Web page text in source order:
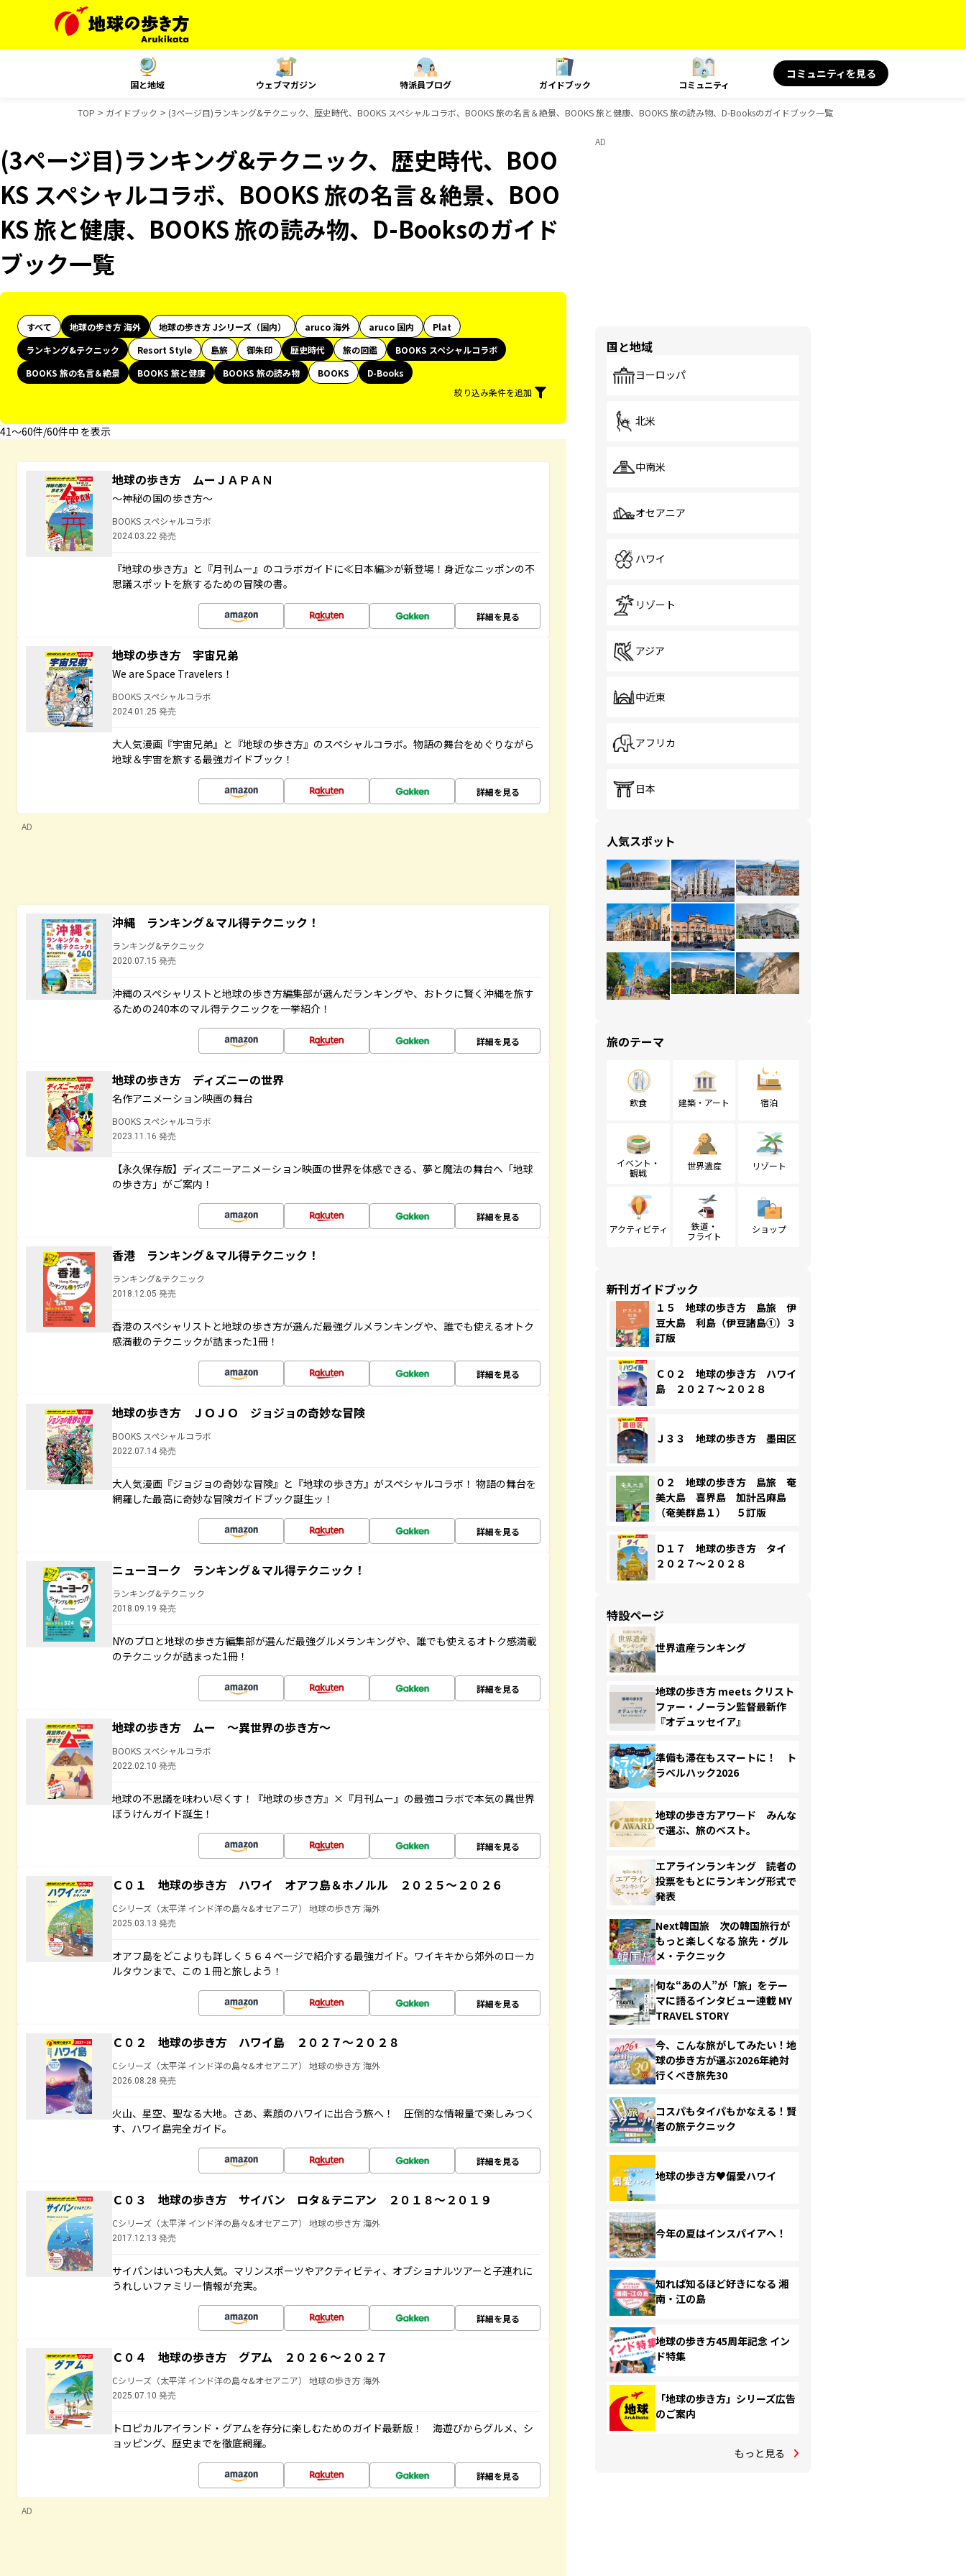
国と地域 ウェブマガジン 特派員ブログ ガイドブック コミュニティ
コミュニティを見る
TOP ガイドブック (3ページ目)ランキング&テクニック、歴史時代、BOOKS スペシャルコラボ、BOOKS 旅の名言＆絶景、BOOKS 旅と健康、BOOKS 旅の読み物、D-Booksのガイドブック一覧
(3ページ目)ランキング&テクニック、歴史時代、BOO
KS スペシャルコラボ、BOOKS 旅の名言＆絶景、BOO
KS 旅と健康、BOOKS 旅の読み物、D-Booksのガイド
ブック一覧
すべて 地球の歩き方 海外 地球の歩き方 Jシリーズ（国内） aruco 海外 aruco 国内
Plat
ランキング&テクニック
Resort Style 島旅 御朱印 歴史時代 旅の図鑑
BOOKS スペシャルコラボ
BOOKS 旅の名言＆絶景
BOOKS 旅と健康 BOOKS 旅の読み物 BOOKS
D-Books
絞り込み条件を追加
41〜60件/60件中 を表示
地球の歩き方 ムーＪＡＰＡＮ
～神秘の国の歩き方～
BOOKS スペシャルコラボ
2024.03.22 発売
『地球の歩き方』と『月刊ムー』のコラボガイドに≪日本編≫が新登場！身近なニッポンの不
思議スポットを旅するための冒険の書。
詳細を見る
地球の歩き方 宇宙兄弟
We are Space Travelers！
BOOKS スペシャルコラボ
2024.01.25 発売
大人気漫画『宇宙兄弟』と『地球の歩き方』のスペシャルコラボ。物語の舞台をめぐりながら
地球＆宇宙を旅する最強ガイドブック！
詳細を見る
AD
沖縄 ランキング＆マル得テクニック！
ランキング&テクニック
2020.07.15 発売
沖縄のスペシャリストと地球の歩き方編集部が選んだランキングや、おトクに賢く沖縄を旅す
るための240本のマル得テクニックを一挙紹介！
詳細を見る
地球の歩き方 ディズニーの世界
名作アニメーション映画の舞台
BOOKS スペシャルコラボ
2023.11.16 発売
【永久保存版】ディズニーアニメーション映画の世界を体感できる、夢と魔法の舞台へ「地球
の歩き方」がご案内！
詳細を見る
香港 ランキング＆マル得テクニック！
ランキング&テクニック
2018.12.05 発売
香港のスペシャリストと地球の歩き方が選んだ最強グルメランキングや、誰でも使えるオトク
感満載のテクニックが詰まった1冊！
詳細を見る
地球の歩き方 ＪＯＪＯ ジョジョの奇妙な冒険
BOOKS スペシャルコラボ
2022.07.14 発売
大人気漫画『ジョジョの奇妙な冒険』と『地球の歩き方』がスペシャルコラボ！ 物語の舞台を
網羅した最高に奇妙な冒険ガイドブック誕生ッ！
詳細を見る
ニューヨーク ランキング＆マル得テクニック！
ランキング&テクニック
2018.09.19 発売
NYのプロと地球の歩き方編集部が選んだ最強グルメランキングや、誰でも使えるオトク感満載
のテクニックが詰まった1冊！
詳細を見る
地球の歩き方 ムー ～異世界の歩き方～
BOOKS スペシャルコラボ
2022.02.10 発売
地球の不思議を味わい尽くす！『地球の歩き方』×『月刊ムー』の最強コラボで本気の異世界
ぼうけんガイド誕生！
詳細を見る
Ｃ０１ 地球の歩き方 ハワイ オアフ島＆ホノルル ２０２５～２０２６
Cシリーズ（太平洋 インド洋の島々&オセアニア） 地球の歩き方 海外
2025.03.13 発売
オアフ島をどこよりも詳しく５６４ページで紹介する最強ガイド。ワイキキから郊外のローカ
ルタウンまで、この１冊と旅しよう！
詳細を見る
Ｃ０２ 地球の歩き方 ハワイ島 ２０２７～２０２８
Cシリーズ（太平洋 インド洋の島々&オセアニア） 地球の歩き方 海外
2026.08.28 発売
火山、星空、聖なる大地――。さあ、素顔のハワイに出合う旅へ！ 圧倒的な情報量で楽しみつく
す、ハワイ島完全ガイド。
詳細を見る
Ｃ０３ 地球の歩き方 サイパン ロタ＆テニアン ２０１８～２０１９
Cシリーズ（太平洋 インド洋の島々&オセアニア） 地球の歩き方 海外
2017.12.13 発売
サイパンはいつも大人気。マリンスポーツやアクティビティ、オプショナルツアーと子連れに
うれしいファミリー情報が充実。
詳細を見る
Ｃ０４ 地球の歩き方 グアム ２０２６～２０２７
Cシリーズ（太平洋 インド洋の島々&オセアニア） 地球の歩き方 海外
2025.07.10 発売
トロピカルアイランド・グアムを存分に楽しむためのガイド最新版！ 海遊びからグルメ、シ
ョッピング、歴史までを徹底網羅。
詳細を見る
AD
AD
国と地域
ヨーロッパ
北米
中南米
オセアニア
ハワイ
リゾート
アジア
中近東
アフリカ
日本
人気スポット
旅のテーマ
飲食 建築・アート 宿泊
イベント・
観戦
世界遺産 リゾート
アクティビティ
鉄道・
フライト
ショップ
新刊ガイドブック
１５ 地球の歩き方 島旅 伊
豆大島 利島（伊豆諸島①）３
訂版
Ｃ０２ 地球の歩き方 ハワイ
島 ２０２７～２０２８
Ｊ３３ 地球の歩き方 墨田区
０２ 地球の歩き方 島旅 奄
美大島 喜界島 加計呂麻島
（奄美群島１） ５訂版
Ｄ１７ 地球の歩き方 タイ
２０２７～２０２８
特設ページ
世界遺産ランキング
地球の歩き方 meets クリスト
ファー・ノーラン監督最新作
『オデュッセイア』
準備も滞在もスマートに！ ト
ラベルハック2026
地球の歩き方アワード みんな
で選ぶ、旅のベスト。
エアラインランキング 読者の
投票をもとにランキング形式で
発表
Next韓国旅 次の韓国旅行が
もっと楽しくなる 旅先・グル
メ・テクニック
旬な“あの人”が「旅」をテー
マに語るインタビュー連載 MY
TRAVEL STORY
今、こんな旅がしてみたい！地
球の歩き方が選ぶ2026年絶対
行くべき旅先30
コスパもタイパもかなえる！賢
者の旅テクニック
地球の歩き方♥偏愛ハワイ
今年の夏はインスパイアへ！
知れば知るほど好きになる 湘
南・江の島
地球の歩き方45周年記念 イン
ド特集
「地球の歩き方」シリーズ広告
のご案内
もっと見る